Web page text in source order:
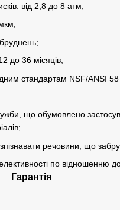
від 2,8 до 8 атм;
до 36 місяців;
стандартам NSF/ANSI 58 .
що обумовлено
речовини, що
по відношенню до
Гарантія